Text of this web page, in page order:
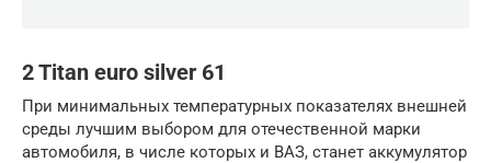
2 Titan euro silver 61
При минимальных температурных показателях внешней
среды лучшим выбором для отечественной марки
автомобиля, в числе которых и ВАЗ, станет аккумулятор